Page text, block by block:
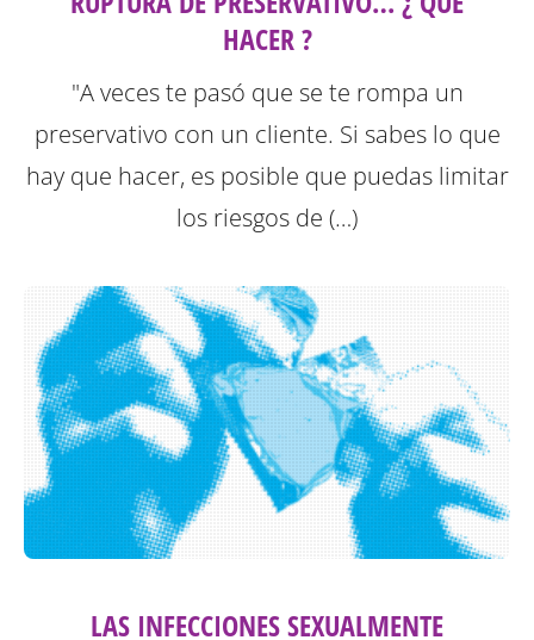
HACER ?
"A veces te pasó que se te rompa un
preservativo con un cliente. Si sabes lo que
hay que hacer, es posible que puedas limitar
los riesgos de (…)
LAS INFECCIONES SEXUALMENTE